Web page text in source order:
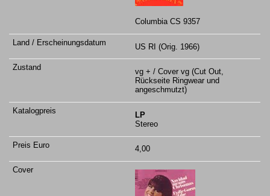
Columbia CS 9357
US RI (Orig. 1966)
vg + / Cover vg (Cut Out,
Rückseite Ringwear und
angeschmutzt)
LP
Stereo
4,00